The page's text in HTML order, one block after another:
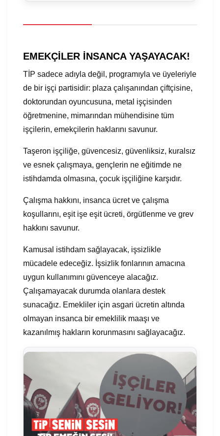
EMEKÇİLER İNSANCA YAŞAYACAK!
TİP sadece adıyla değil, programıyla ve üyeleriyle
de bir işçi partisidir: plaza çalışanından çiftçisine,
doktorundan oyuncusuna, metal işçisinden
öğretmenine, mimarından mühendisine tüm
işçilerin, emekçilerin haklarını savunur.
Taşeron işçiliğe, güvencesiz, güvenliksiz, kuralsız
ve esnek çalışmaya, gençlerin ne eğitimde ne
istihdamda olmasına, çocuk işçiliğine karşıdır.
Çalışma hakkını, insanca ücret ve çalışma
koşullarını, eşit işe eşit ücreti, örgütlenme ve grev
hakkını savunur.
Kamusal istihdam sağlayacak, işsizlikle
mücadele edeceğiz. İşsizlik fonlarının amacına
uygun kullanımını güvenceye alacağız.
Çalışamayacak durumda olanlara destek
sunacağız. Emekliler için asgari ücretin altında
olmayan insanca bir emeklilik maaşı ve
kazanılmış hakların korunmasını sağlayacağız.